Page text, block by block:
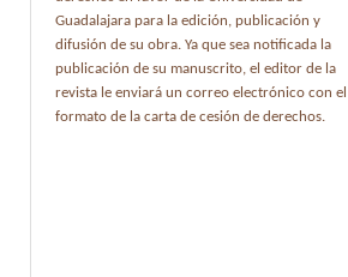
Guadalajara para la edición, publicación y
difusión de su obra. Ya que sea notificada la
publicación de su manuscrito, el editor de la
revista le enviará un correo electrónico con el
formato de la carta de cesión de derechos.